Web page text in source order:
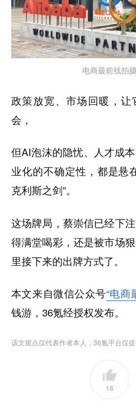
电商最前线拍
政策放宽、市场回暖，让
会，
但AI泡沫的隐忧、人才成
业化的不确定性，都是悬
克利斯之剑”。
这场牌局，蔡崇信已经下
得满堂喝彩，还是被市场
里接下来的出牌方式了。
本文来自微信公众号“电商
钱游，36氪经授权发布。
该文观点仅代表作者本人，36氪平台仅提
16